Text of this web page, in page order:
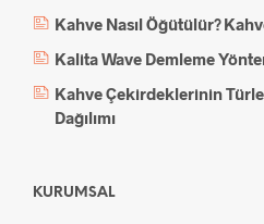
Kahve Nasıl Öğütülür?
Kalita Wave Demleme
Kahve Çekirdeklerinin
Dağılımı
KURUMSAL